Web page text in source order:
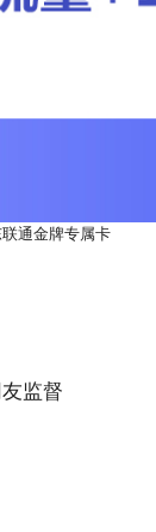
通金牌专属卡
监督